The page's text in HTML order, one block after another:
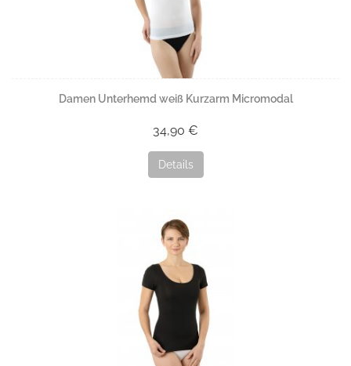
Damen Unterhemd weiß Kurzarm Micromodal
34,90 €
Details